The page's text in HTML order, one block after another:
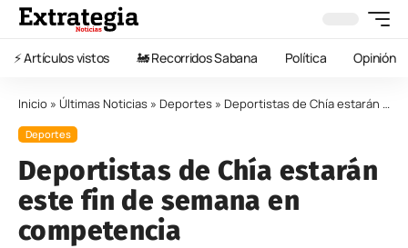
⚡️ Artículos vistos 🚂 Recorridos Sabana Política Opinión
Inicio » Últimas Noticias » Deportes » Deportistas de Chía estarán este fin de semana en competencia
Deportes
Deportistas de Chía estarán
este fin de semana en
competencia